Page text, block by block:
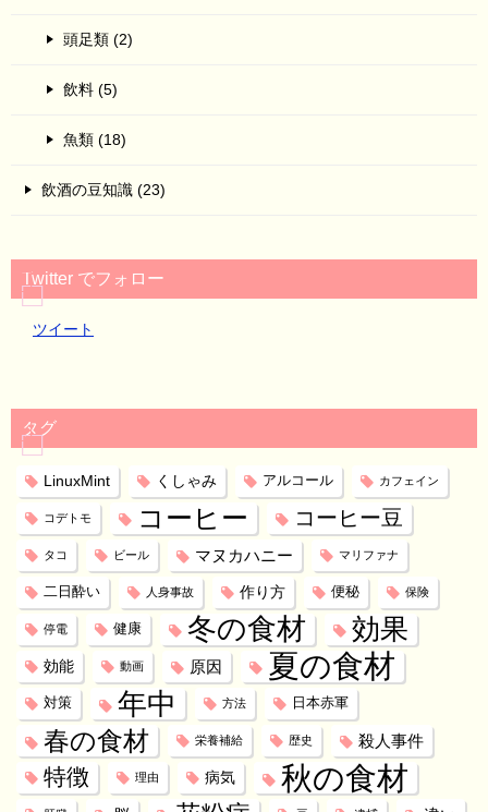
頭足類 (2)
飲料 (5)
魚類 (18)
飲酒の豆知識 (23)
Twitter でフォロー
ツイート
タグ
LinuxMint くしゃみ アルコール カフェイン
コデトモ コーヒー コーヒー豆
タコ ビール マヌカハニー マリファナ
二日酔い 人身事故 作り方 便秘 保険
停電 健康 冬の食材 効果
効能 動画 原因 夏の食材
対策 年中 方法 日本赤軍
春の食材 栄養補給 歴史 殺人事件
特徴 理由 病気 秋の食材